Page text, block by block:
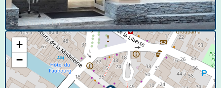
© Google User Content
+
−